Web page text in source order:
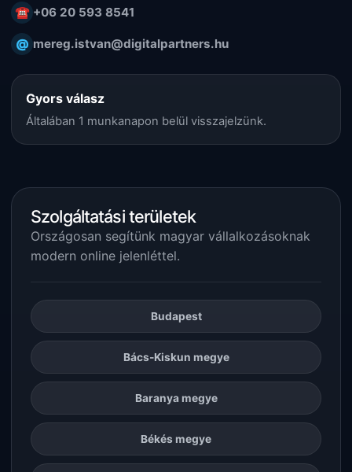
☎ +06 20 593 8541
@ mereg.istvan@digitalpartners.hu
Gyors válasz
Általában 1 munkanapon belül visszajelzünk.
Szolgáltatási területek
Országosan segítünk magyar vállalkozásoknak
modern online jelenléttel.
Budapest
Bács-Kiskun megye
Baranya megye
Békés megye